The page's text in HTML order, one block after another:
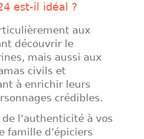
est-il idéal ?
aux
découvrir le
mais aussi aux
civils et
à enrichir leurs
crédibles.
l’authenticité à vos
famille d’épiciers